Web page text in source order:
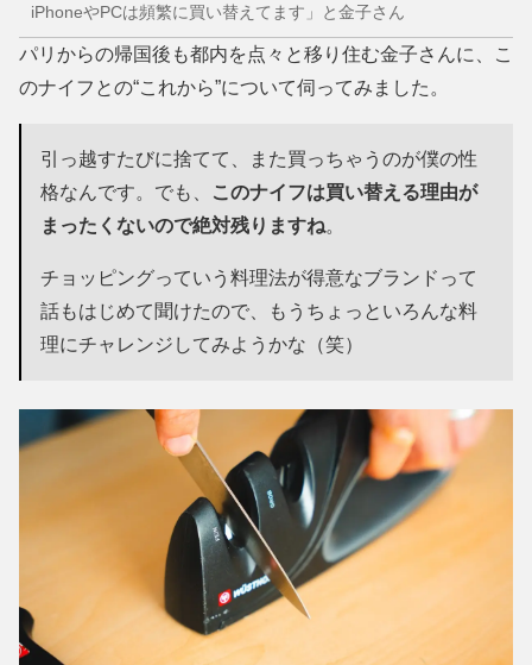
iPhoneやPCは頻繁に買い替えてます」と金子さん
パリからの帰国後も都内を点々と移り住む金子さんに、こ
のナイフとの“これから”について伺ってみました。
引っ越すたびに捨てて、また買っちゃうのが僕の性
格なんです。でも、
このナイフは買い替える理由が
まったくないので絶対残りますね。
チョッピングっていう料理法が得意なブランドって
話もはじめて聞けたので、もうちょっといろんな料
理にチャレンジしてみようかな（笑）